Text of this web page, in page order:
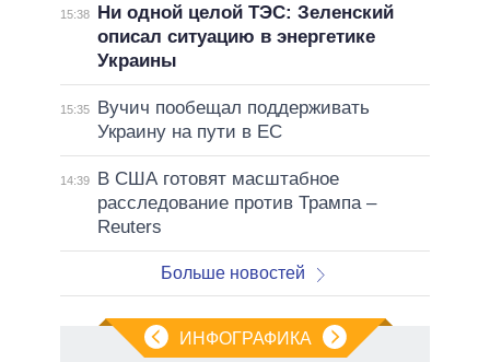
15:38
Ни одной целой ТЭС: Зеленский
описал ситуацию в энергетике
Украины
15:35
Вучич пообещал поддерживать
Украину на пути в ЕС
14:39
В США готовят масштабное
расследование против Трампа –
Reuters
Больше новостей
ИНФОГРАФИКА